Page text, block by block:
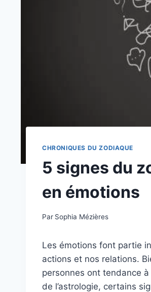
CHRONIQUES DU ZODIAQUE
5 signes du
en émotions
Par Sophia Mézières
Les émotions font partie
actions et nos relations.
personnes ont tendance
de l’astrologie, certains